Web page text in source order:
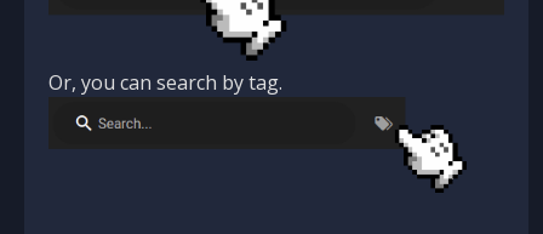
Or, you can search by tag.